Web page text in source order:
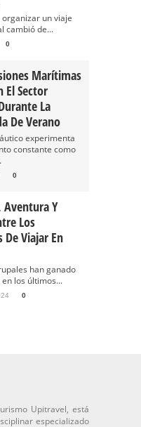
un viaje
cambió de...
0
Marítimas
El Sector
La
De Verano
experimenta
constante como
0
Aventura Y
Los
De Viajar En
han ganado
los últimos...
0
Upitravel, está
especializado